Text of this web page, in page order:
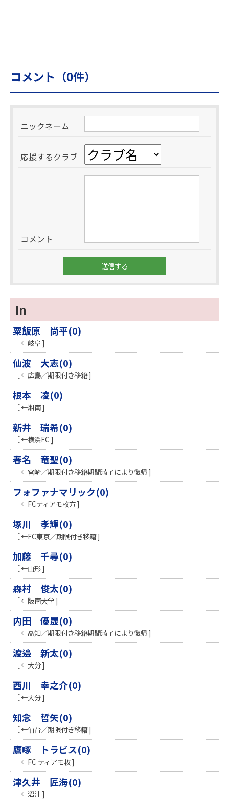
コメント（0件）
ニックネーム
応援するクラブ
コメント
In
粟飯原 尚平(0)
［ ←岐阜 ]
仙波 大志(0)
［ ←広島／期限付き移籍 ]
根本 凌(0)
［ ←湘南 ]
新井 瑞希(0)
［ ←横浜FC ]
春名 竜聖(0)
［ ←宮崎／期限付き移籍期間満了により復帰 ]
フォファナマリック(0)
［ ←FCティアモ枚方 ]
塚川 孝輝(0)
［ ←FC東京／期限付き移籍 ]
加藤 千尋(0)
［ ←山形 ]
森村 俊太(0)
［ ←阪南大学 ]
内田 優晟(0)
［ ←高知／期限付き移籍期間満了により復帰 ]
渡邉 新太(0)
［ ←大分 ]
西川 幸之介(0)
［ ←大分 ]
知念 哲矢(0)
［ ←仙台／期限付き移籍 ]
鷹啄 トラビス(0)
［ ←FC ティアモ枚 ]
津久井 匠海(0)
［ ←沼津 ]